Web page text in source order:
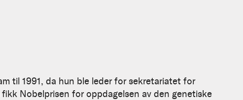
til 1991, da hun ble leder for sekretariatet for
Nobelprisen for oppdagelsen av den genetiske